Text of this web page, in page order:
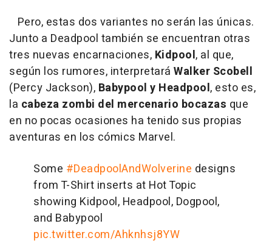
Pero, estas dos variantes no serán las únicas.
Junto a Deadpool también se encuentran otras
tres nuevas encarnaciones, Kidpool, al que,
según los rumores, interpretará Walker Scobell
(Percy Jackson), Babypool y Headpool, esto es,
la cabeza zombi del mercenario bocazas que
en no pocas ocasiones ha tenido sus propias
aventuras en los cómics Marvel.
Some #DeadpoolAndWolverine designs
from T-Shirt inserts at Hot Topic
showing Kidpool, Headpool, Dogpool,
and Babypool
pic.twitter.com/Ahknhsj8YW